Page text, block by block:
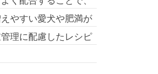
やすい愛犬や肥満が
理に配慮したレシピ